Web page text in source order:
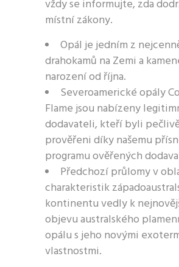
vždy se informujte, zda
místní zákony.
Opál je jedním z
drahokamů na Zemi a
narození od října.
Severoamerické opály
Flame jsou nabízeny
dodavateli, kteří byli
prověřeni díky našemu
programu ověřených
Předchozí průlomy v
charakteristik
kontinentu vedly k
objevu australského
opálu s jeho novými
vlastnostmi.